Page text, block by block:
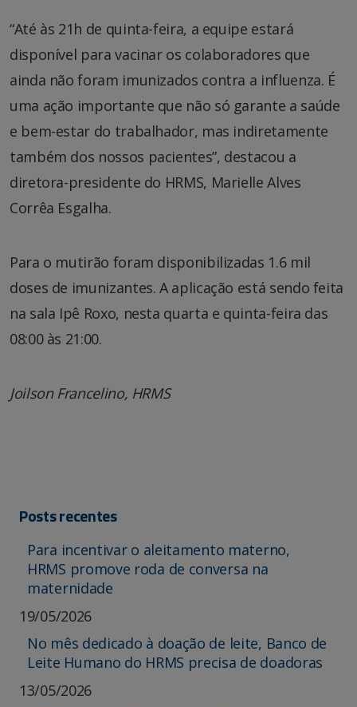
“Até às 21h de quinta-feira, a equipe estará
disponível para vacinar os colaboradores que
ainda não foram imunizados contra a influenza. É
uma ação importante que não só garante a saúde
e bem-estar do trabalhador, mas indiretamente
também dos nossos pacientes”, destacou a
diretora-presidente do HRMS, Marielle Alves
Corrêa Esgalha.
Para o mutirão foram disponibilizadas 1.6 mil
doses de imunizantes. A aplicação está sendo feita
na sala Ipê Roxo, nesta quarta e quinta-feira das
08:00 às 21:00.
Joilson Francelino, HRMS
Posts recentes
Para incentivar o aleitamento materno,
HRMS promove roda de conversa na
maternidade
19/05/2026
No mês dedicado à doação de leite, Banco de
Leite Humano do HRMS precisa de doadoras
13/05/2026